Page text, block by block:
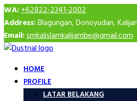
WA:+62822-2341-2002
Address:Blagungan, Donoyudan,
Email:smkalislamkalijambe@gmail.com
HOME
PROFILE
LATAR BELAKANG